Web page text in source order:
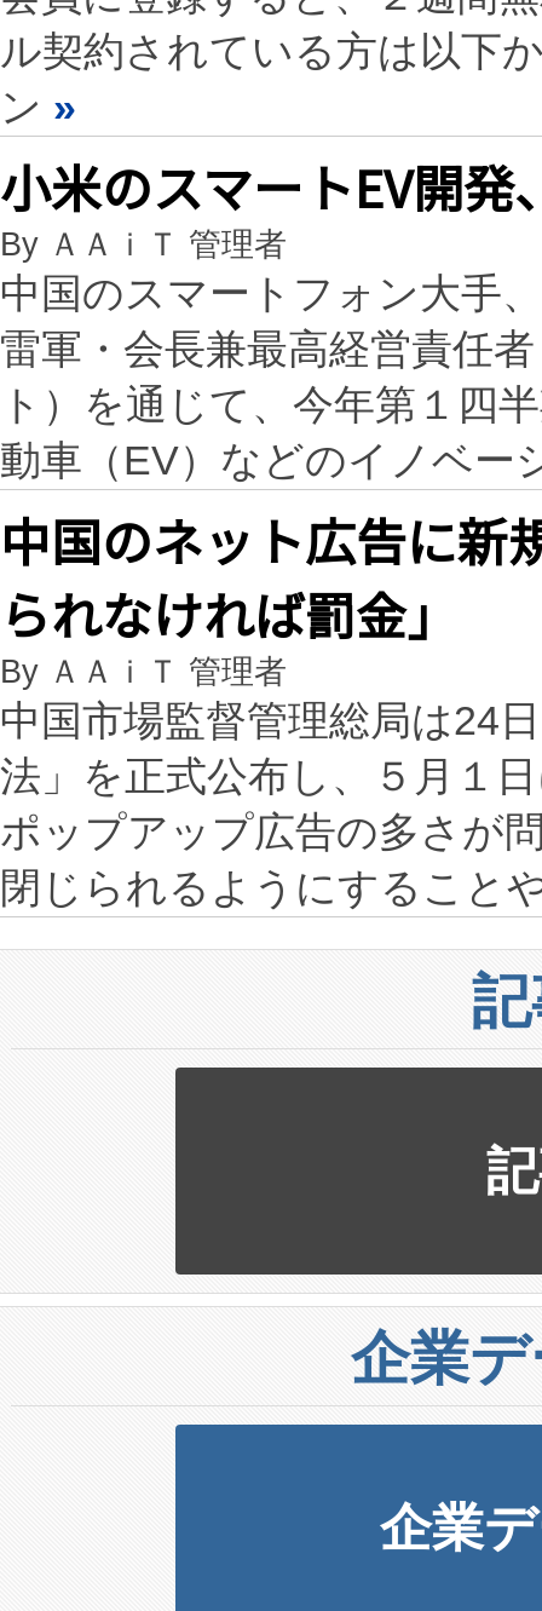
ル契約されている方は以下
ン »
小米のスマートEV開
By ＡＡｉＴ 管理者
中国のスマートフォン大手
雷軍・会長兼最高経営責任
ト）を通じて、今年第１四
動車（EV）などのイノベー
中国のネット広告に新
られなければ罰金」
By ＡＡｉＴ 管理者
中国市場監督管理総局は24
法」を正式公布し、５月１
ポップアップ広告の多さが
閉じられるようにすること
企業
企業